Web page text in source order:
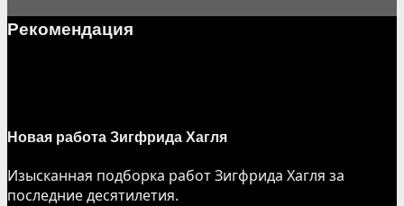
Рекомендация
Новая работа Зигфрида Хагля
Изысканная подборка работ Зигфрида Хагля за
последние десятилетия.